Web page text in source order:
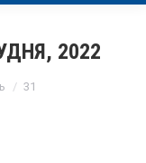
2022
31